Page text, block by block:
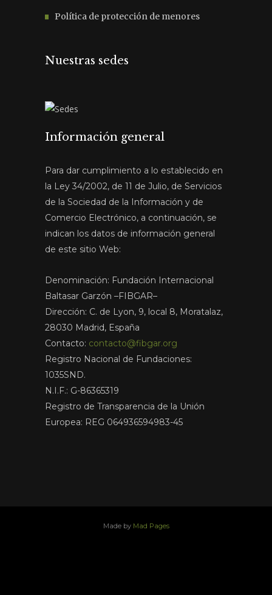
Política de protección de menores
Nuestras sedes
Información general
Para dar cumplimiento a lo establecido en
la Ley 34/2002, de 11 de Julio, de Servicios
de la Sociedad de la Información y de
Comercio Electrónico, a continuación, se
indican los datos de información general
de este sitio Web:
Denominación: Fundación Internacional
Baltasar Garzón –FIBGAR–
Dirección: C. de Lyon, 9, local 8, Moratalaz,
28030 Madrid, España
Contacto: contacto@fibgar.org
Registro Nacional de Fundaciones:
1035SND.
N.I.F.: G-86365319
Registro de Transparencia de la Unión
Europea: REG 064936594983-45
Made by Mad Pages